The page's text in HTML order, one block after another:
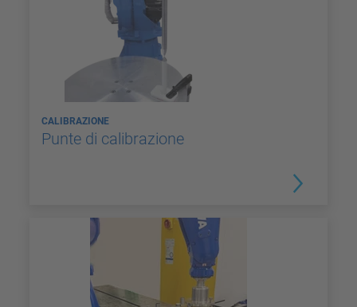
CALIBRAZIONE
Punte di calibrazione